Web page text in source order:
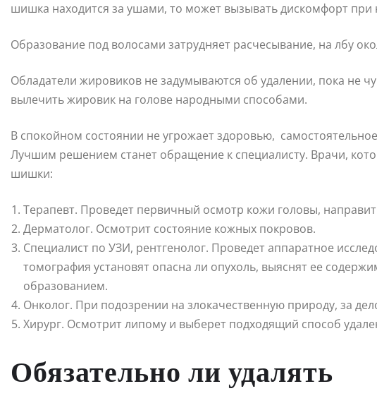
шишка находится за ушами, то может вызывать дискомфорт
Образование под волосами затрудняет расчесывание, на лбу
Обладатели жировиков не задумываются об удалении, пока не
вылечить жировик на голове народными способами.
В спокойном состоянии не угрожает здоровью,
Лучшим решением станет обращение к специалисту. Врачи,
шишки:
Терапевт. Проведет первичный осмотр кожи головы,
Дерматолог. Осмотрит состояние кожных покровов.
Специалист по УЗИ, рентгенолог. Проведет аппаратное
томография установят опасна ли опухоль, выяснят ее
образованием.
Онколог. При подозрении на злокачественную природу, за
Хирург. Осмотрит липому и выберет подходящий способ
Обязательно ли удалять